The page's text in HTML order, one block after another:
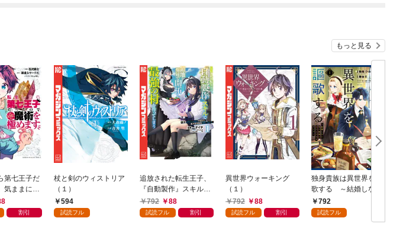
もっと見る
第七王子だ
気ままに魔
（１）
割引
杖と剣のウィストリア
（１）
594
試読フル
追放された転生王子、
『自動製作』スキルで
領地を爆速で開拓し最
強の村を作ってしまう
792 88
試読フル 割引
異世界ウォーキング
（１）
792
88
試読フル 割引
独身貴族は異世界を謳
歌する ～結婚しない
男の優雅なおひとりさ
まライフ～（１）
792
試読フル